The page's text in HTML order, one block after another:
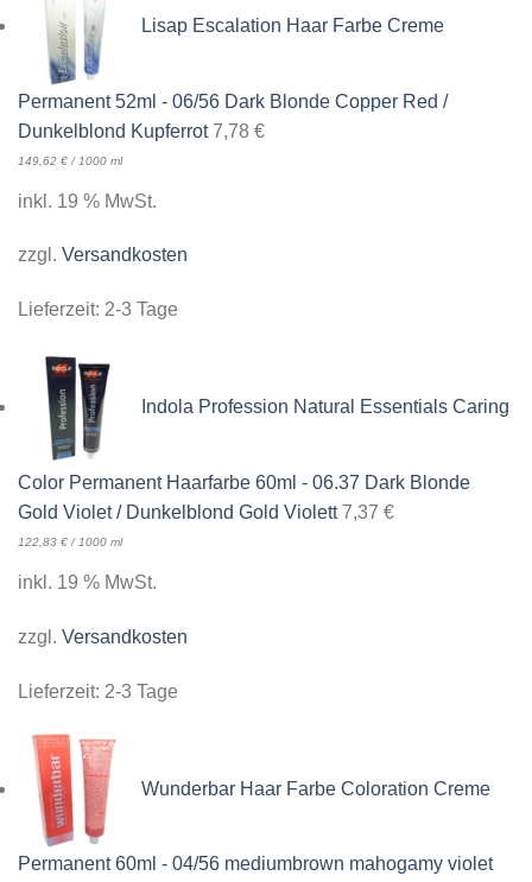
Lisap Escalation Haar Farbe Creme
Permanent 52ml - 06/56 Dark Blonde Copper Red /
Dunkelblond Kupferrot 7,78 €
149,62 € / 1000 ml
inkl. 19 % MwSt.
zzgl. Versandkosten
Lieferzeit: 2-3 Tage
Indola Profession Natural Essentials Caring
Color Permanent Haarfarbe 60ml - 06.37 Dark Blonde
Gold Violet / Dunkelblond Gold Violett 7,37 €
122,83 € / 1000 ml
inkl. 19 % MwSt.
zzgl. Versandkosten
Lieferzeit: 2-3 Tage
Wunderbar Haar Farbe Coloration Creme
Permanent 60ml - 04/56 mediumbrown mahogamy violet